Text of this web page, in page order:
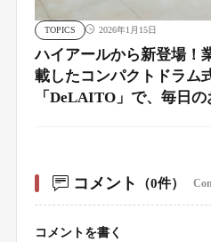
TOPICS 2026年1月15日
ハイアールから新登場！
載したコンパクトドラム
「DeLAITO」で、毎日
コメント （0件）
コメントを書く